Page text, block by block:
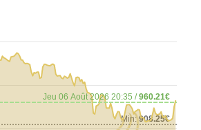
Min:908.25€
Jeu 06 Août 2026 20:35 /960.21€